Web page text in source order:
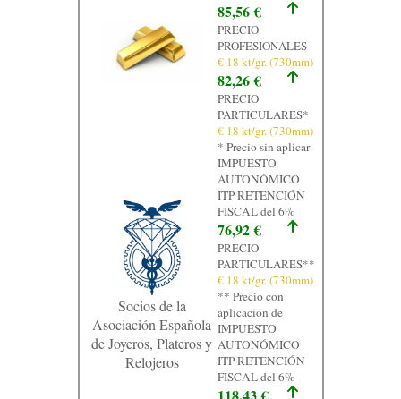
Socios de la
Asociación Española
de Joyeros, Plateros y
Relojeros
85,56 €
PRECIO
PROFESIONALES
€ 18 kt/gr. (730mm)
82,26 €
PRECIO
PARTICULARES*
€ 18 kt/gr. (730mm)
* Precio sin aplicar
IMPUESTO
AUTONÓMICO
ITP RETENCIÓN
FISCAL del 6%
76,92 €
PRECIO
PARTICULARES**
€ 18 kt/gr. (730mm)
** Precio con
aplicación de
IMPUESTO
AUTONÓMICO
ITP RETENCIÓN
FISCAL del 6%